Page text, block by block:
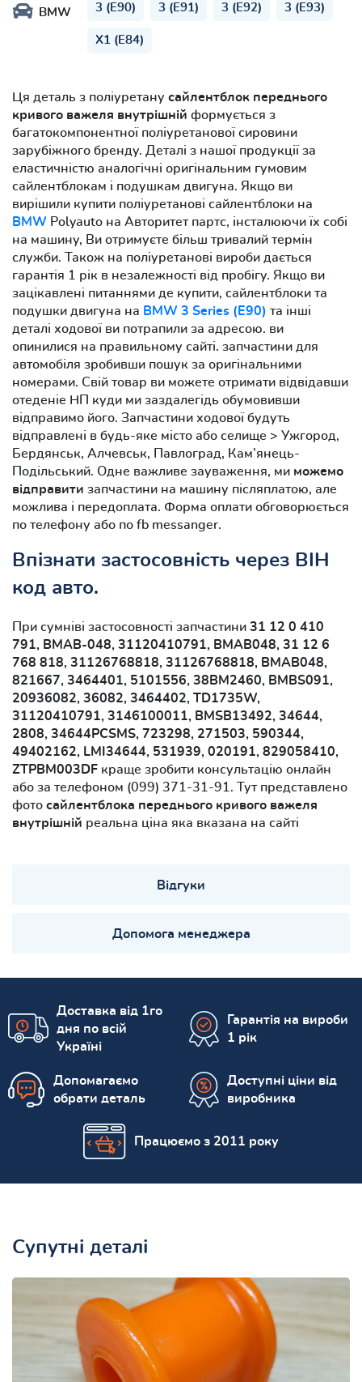
BMW 3 (E90) 3 (E91) 3 (E92) 3 (E93)
X1 (E84)
Ця деталь з поліуретану сайлентблок переднього
кривого важеля внутрішній формується з
багатокомпонентної поліуретанової сировини
зарубіжного бренду. Деталі з нашої продукції за
еластичністю аналогічні оригінальним гумовим
сайлентблокам і подушкам двигуна. Якщо ви
вирішили купити поліуретанові сайлентблоки на
BMW Polyauto на Авторитет партс, інсталюючи їх собі
на машину, Ви отримуєте більш тривалий термін
служби. Також на поліуретанові вироби дається
гарантія 1 рік в незалежності від пробігу. Якщо ви
зацікавлені питаннями де купити, сайлентблоки та
подушки двигуна на BMW 3 Series (E90) та інші
деталі ходової ви потрапили за адресою. ви
опинилися на правильному сайті. запчастини для
автомобіля зробивши пошук за оригінальними
номерами. Свій товар ви можете отримати відвідавши
отеденіе НП куди ми заздалегідь обумовивши
відправимо його. Запчастини ходової будуть
відправлені в будь-яке місто або селище > Ужгород,
Бердянськ, Алчевськ, Павлоград, Кам’янець-
Подільський. Одне важливе зауваження, ми можемо
відправити запчастини на машину післяплатою, але
можлива і передоплата. Форма оплати обговорюється
по телефону або по fb messanger.
Впізнати застосовність через ВІН
код авто.
При сумніві застосовності запчастини 31 12 0 410
791, BMAB-048, 31120410791, BMAB048, 31 12 6
768 818, 31126768818, 31126768818, BMAB048,
821667, 3464401, 5101556, 38BM2460, BMBS091,
20936082, 36082, 3464402, TD1735W,
31120410791, 3146100011, BMSB13492, 34644,
2808, 34644PCSMS, 723298, 271503, 590344,
49402162, LMI34644, 531939, 020191, 829058410,
ZTPBM003DF краще зробити консультацію онлайн
або за телефоном (099) 371-31-91. Тут представлено
фото сайлентблока переднього кривого важеля
внутрішній реальна ціна яка вказана на сайті
Відгуки
Допомога менеджера
Доставка від 1го
дня по всій
Україні
Гарантія на вироби
1 рік
Допомагаємо
обрати деталь
Доступні ціни від
виробника
Працюємо з 2011 року
Супутні деталі